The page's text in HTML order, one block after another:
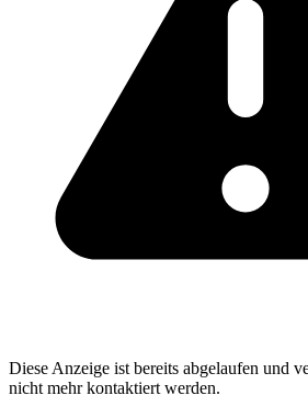
Diese Anzeige ist bereits abgelaufen und
nicht mehr kontaktiert werden.